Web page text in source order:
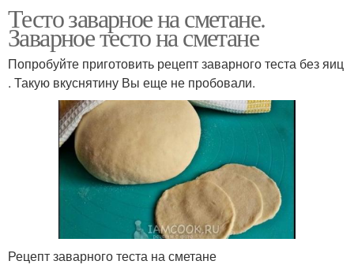
Тесто заварное на сметане.
Заварное тесто на сметане
Попробуйте приготовить рецепт заварного теста без яиц
. Такую вкуснятину Вы еще не пробовали.
Рецепт заварного теста на сметане